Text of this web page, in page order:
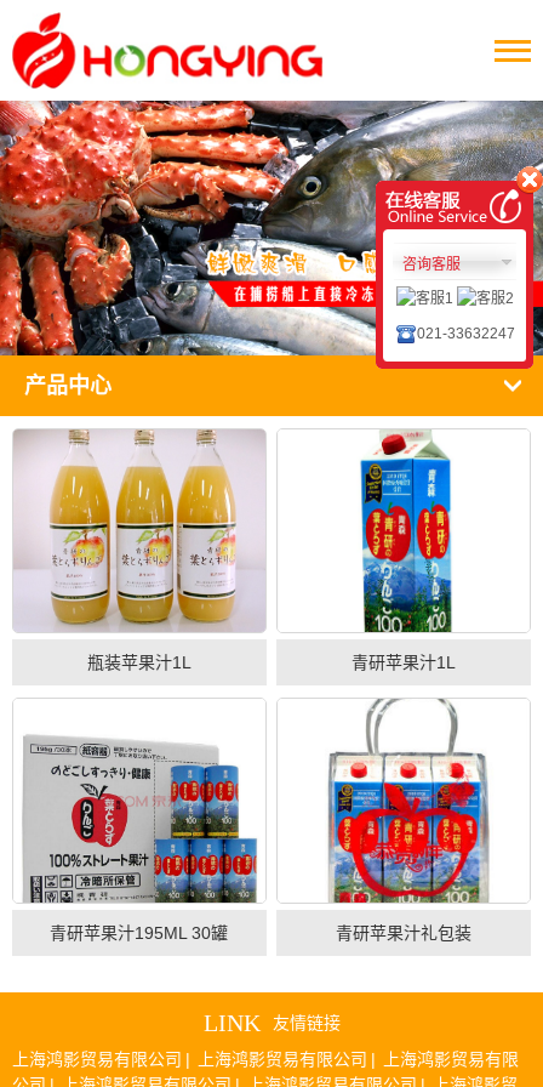
产品中心
瓶装苹果汁1L 青研苹果汁1L
青研苹果汁195ML 30罐 青研苹果汁礼包装
LINK
友情链接
上海鸿影贸易有限公司 | 上海鸿影贸易有限公司 |
上海鸿影贸易有限
咨询客服
021-33632247